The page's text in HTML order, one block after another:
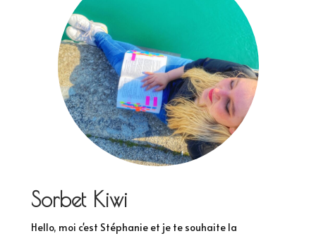
Sorbet Kiwi
Hello, moi c'est Stéphanie et je te souhaite la